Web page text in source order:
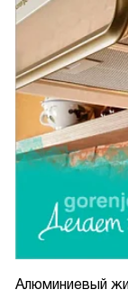
Алюминиевый